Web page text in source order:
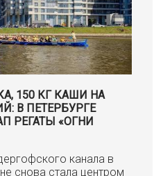
150 КГ КАШИ НА
В ПЕТЕРБУРГЕ
РЕГАТЫ «ОГНИ
канала в
снова стала центром